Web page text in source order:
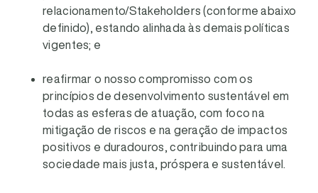
relacionamento/Stakeholders (conforme abaixo
definido), estando alinhada às demais políticas
vigentes; e
reafirmar o nosso compromisso com os
princípios de desenvolvimento sustentável em
todas as esferas de atuação, com foco na
mitigação de riscos e na geração de impactos
positivos e duradouros, contribuindo para uma
sociedade mais justa, próspera e sustentável.